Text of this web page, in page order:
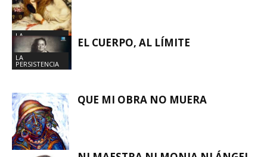
PERSISTENCIA
LA
PERSISTENCIA
LA
PERSISTENCIA
EL CUERPO, AL LÍMITE
QUE MI OBRA NO MUERA